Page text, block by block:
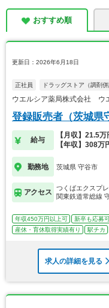
おすすめ順
更新日：2026年6月18日
正社員 ドラッグストア（調剤併
ウエルシア薬局株式会社 ウ
登録販売者（茨城県
給与
【月収】21.5
【年収】308万
勤務地 茨城県 守谷市
アクセス
つくばエクスプ
関東鉄道常総線
年収450万円以上可 新卒も応募
産休・育休取得実績有り
駅チカ
求人の詳細を見る